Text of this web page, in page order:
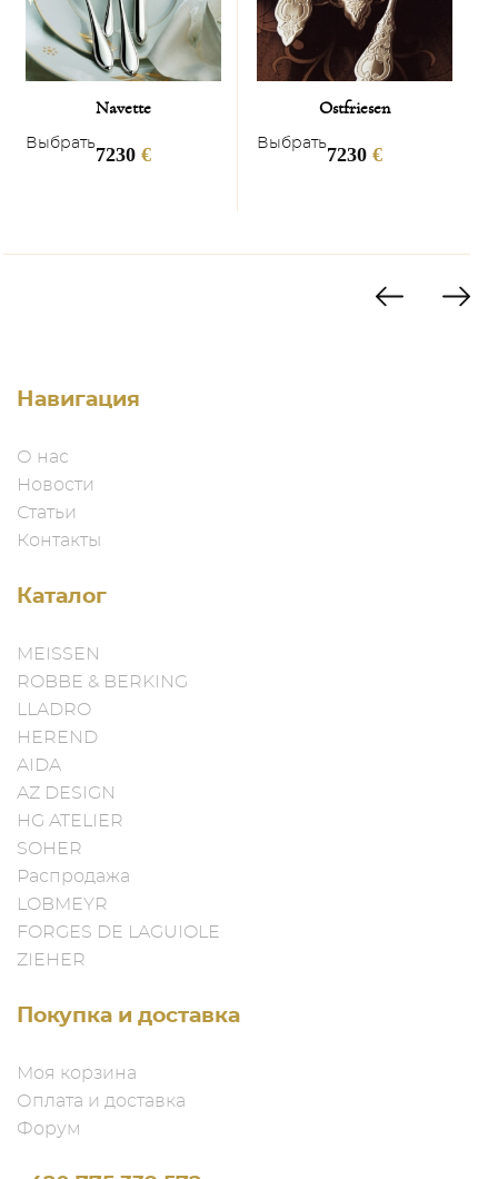
Navette
Выбрать7230 €
Ostfriesen
Выбрать7230 €
Навигация
О нас
Новости
Статьи
Контакты
Каталог
MEISSEN
ROBBE & BERKING
LLADRO
HEREND
AIDA
AZ DESIGN
HG ATELIER
SOHER
Распродажа
LOBMEYR
FORGES DE LAGUIOLE
ZIEHER
Покупка и доставка
Моя корзина
Оплата и доставка
Форум